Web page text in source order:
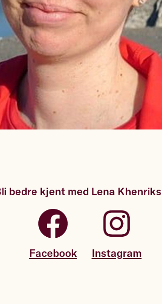
bedre kjent med Lena
Facebook Instagram